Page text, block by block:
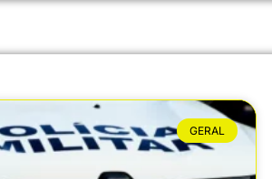
GERAL